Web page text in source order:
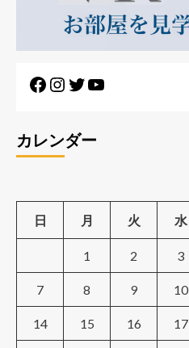
カレンダー
日 月 火 水
1 2 3
7 8 9 10
14 15 16 17